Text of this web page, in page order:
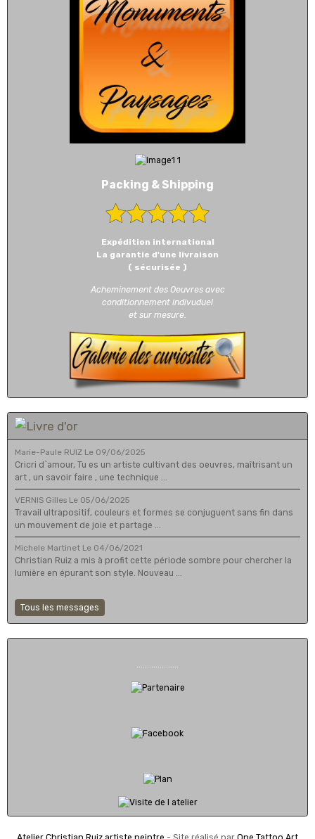
Packing & Shipping
Expédition international
La garantie d'une livraison
( sécurisée )
Acheminement des Oeuvres avec
conditionnement indivuduel
et sur mesure.
Marie-Paule RUIZ Le 09/06/2025
Cricri d`amour, Tu es un artiste cultivant des oeuvres, maîtrisant un
art , un savoir faire , une technique ...
VERNIS Gilles Le 05/06/2025
Travail ultrapositif, couleurs et formes se conjuguent sans fin dans
un mouvement de joie et partage ...
Michele Martinet Le 04/06/2021
Christian Ruiz a mis à profit cette période sombre pour chercher la
lumière en épurant son style. Nouveau ...
Tous les messages
....................